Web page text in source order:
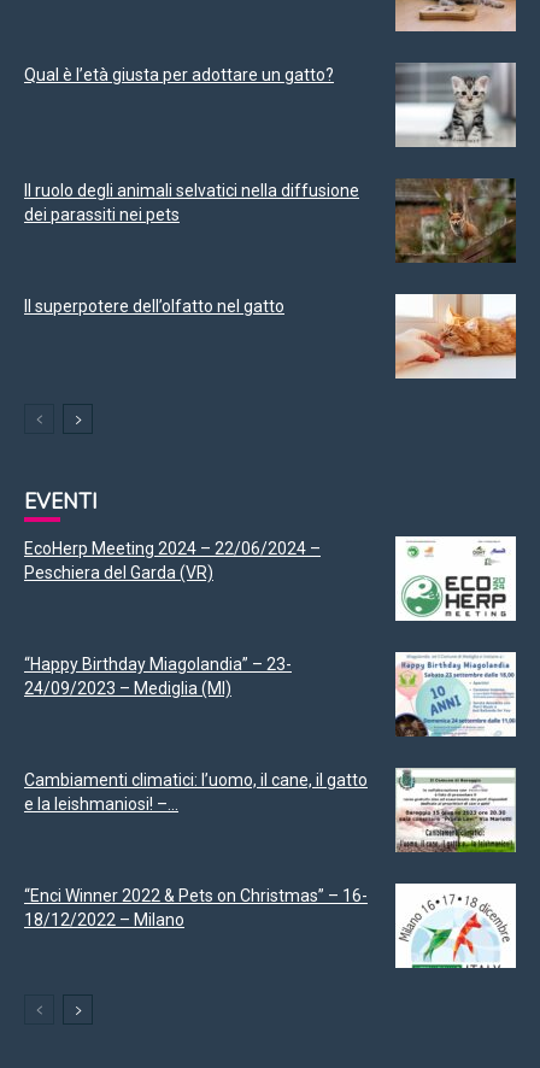
Qual è l’età giusta per adottare un gatto?
Il ruolo degli animali selvatici nella diffusione
dei parassiti nei pets
Il superpotere dell’olfatto nel gatto
EVENTI
EcoHerp Meeting 2024 – 22/06/2024 –
Peschiera del Garda (VR)
“Happy Birthday Miagolandia” – 23-
24/09/2023 – Mediglia (MI)
Cambiamenti climatici: l’uomo, il cane, il gatto
e la leishmaniosi! –...
“Enci Winner 2022 & Pets on Christmas” – 16-
18/12/2022 – Milano